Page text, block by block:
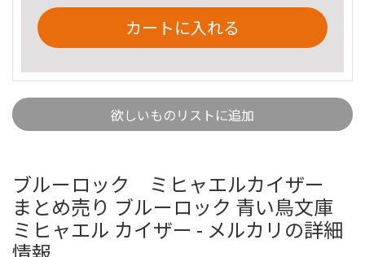
カートに入れる
欲しいものリストに追加
ブルーロック ミヒャエルカイザー
まとめ売り ブルーロック 青い鳥文庫
ミヒャエル カイザー - メルカリの詳細